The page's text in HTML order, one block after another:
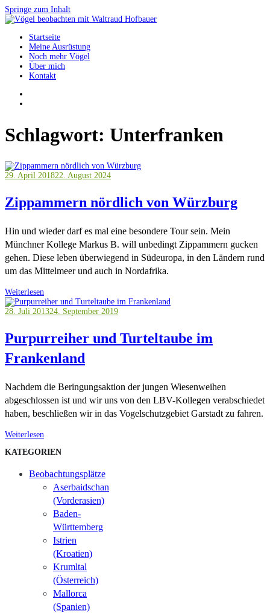
Springe zum Inhalt
Vögel beobachten mit Waltraud Hofbauer
Startseite
Meine Ausrüstung
Noch mehr Vögel
Über mich
Kontakt
Schlagwort: Unterfranken
29. April 201822. August 2024
Zippammern nördlich von Würzburg
Hin und wieder darf es mal eine besondere Tour sein. Mein
Münchner Kollege Markus B. will unbedingt Zippammern gucken
gehen. Diese leben überwiegend in Südeuropa, in den Ländern rund
um das Mittelmeer und auch in Nordafrika.
Weiterlesen
28. Juli 201324. September 2019
Purpurreiher und Turteltaube im
Frankenland
Nachdem die Beringungsaktion der jungen Wiesenweihen
abgeschlossen ist und wir uns von den LBV-Kollegen verabschiedet
haben, beschließen wir in das Vogelschutzgebiet Garstadt zu fahren.
Weiterlesen
KATEGORIEN
Beobachtungsplätze
Aserbaidschan
(Vorderasien)
Baden-
Württemberg
Istrien
(Kroatien)
Krumltal
(Österreich)
Mallorca
(Spanien)